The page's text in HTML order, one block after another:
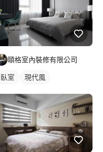
頤格室內裝修有限公司
臥室 現代風